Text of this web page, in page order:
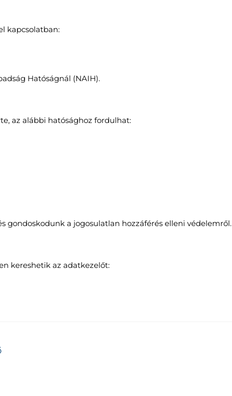
kapcsolatban:
Hatóságnál (NAIH).
az alábbi hatósághoz fordulhat:
a jogosulatlan hozzáférés elleni védelemről.
kereshetik az adatkezelőt: